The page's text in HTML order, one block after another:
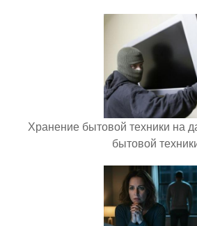
Хранение бытовой техники на
бытовой